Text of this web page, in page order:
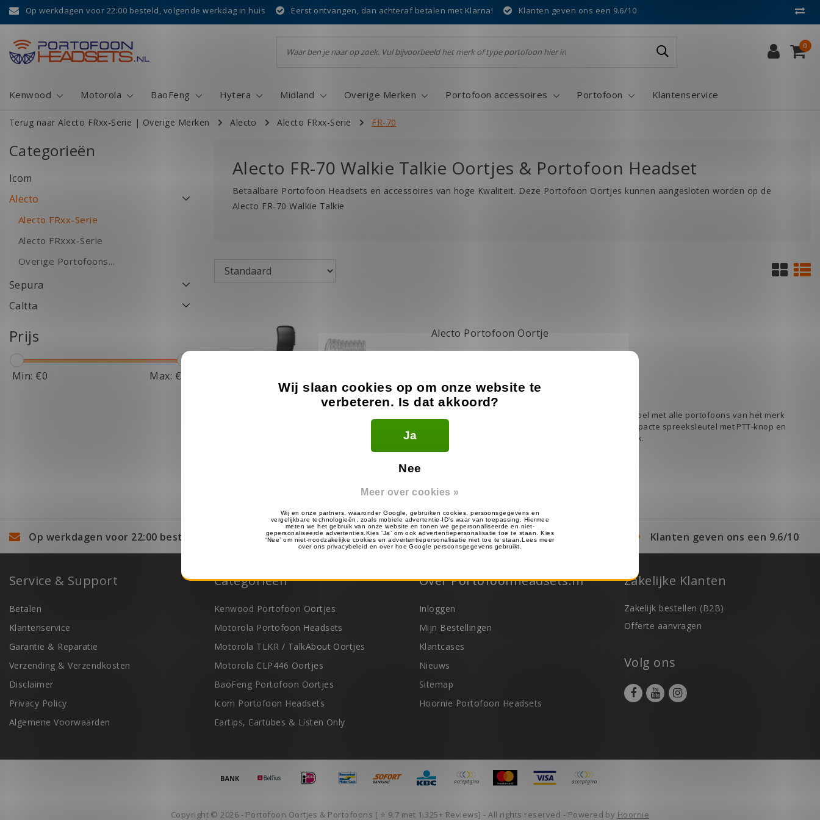
Op werkdagen voor 22:00 besteld, volgende werkdag in huis Eerst ontvangen, dan achteraf betalen met Klarna! Klanten geven ons een 9.6/10
0
Kenwood Motorola BaoFeng Hytera Midland Overige Merken Portofoon accessoires Portofoon Klantenservice
Terug naar Alecto FRxx-Serie | Overige Merken Alecto Alecto FRxx-Serie FR-70
Categorieën
Icom
Alecto
Alecto FRxx-Serie
Alecto FRxxx-Serie
Overige Portofoons...
Sepura
Caltta
Prijs
Min: €0 Max: €
Alecto FR-70 Walkie Talkie Oortjes & Portofoon Headset
Betaalbare Portofoon Headsets en accessoires van hoge Kwaliteit. Deze Portofoon Oortjes kunnen aangesloten worden op de
Alecto FR-70 Walkie Talkie
Alecto Portofoon Oortje
Een stevig en compacte Portofoon Headset compatibel met alle portofoons van het merk
Alecto. Dit portofoon oortje is voorzien van een compacte spreeksleutel met PTT-knop en
een speaker met een bevestigingsclip voor in de nek.
Op werkdagen voor 22:00 besteld, volgende werkdag in huis Eerst ontvangen, dan achteraf betalen met Klarna! Klanten geven ons een 9.6/10
Service & Support
Betalen
Klantenservice
Garantie & Reparatie
Verzending & Verzendkosten
Disclaimer
Privacy Policy
Algemene Voorwaarden
Categorieën
Kenwood Portofoon Oortjes
Motorola Portofoon Headsets
Motorola TLKR / TalkAbout Oortjes
Motorola CLP446 Oortjes
BaoFeng Portofoon Oortjes
Icom Portofoon Headsets
Eartips, Eartubes & Listen Only
Over Portofoonheadsets.nl
Inloggen
Mijn Bestellingen
Klantcases
Nieuws
Sitemap
Hoornie Portofoon Headsets
Zakelijke Klanten
Zakelijk bestellen (B2B)
Offerte aanvragen
Volg ons
Copyright © 2026 - Portofoon Oortjes & Portofoons [ ⭐️ 9.7 met 1.325+ Reviews] - All rights reserved - Powered by Hoornie
Wij slaan cookies op om onze website te
verbeteren. Is dat akkoord?
Ja
Nee
Meer over cookies »